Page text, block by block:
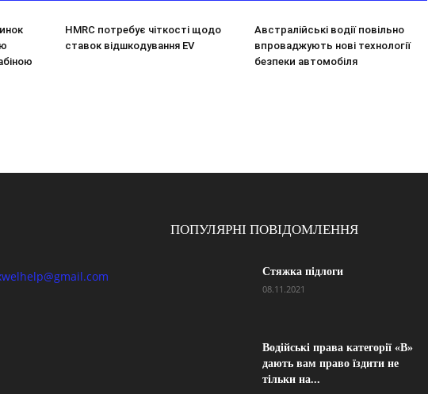
HMRC потребує чіткості щодо
ставок відшкодування EV
Австралійські водії повільно
впроваджують нові технології
безпеки автомобіля
ПОПУЛЯРНІ ПОВІДОМЛЕННЯ
Стяжка підлоги
08.11.2021
Водійські права категорії «B»
дають вам право їздити не
тільки на...